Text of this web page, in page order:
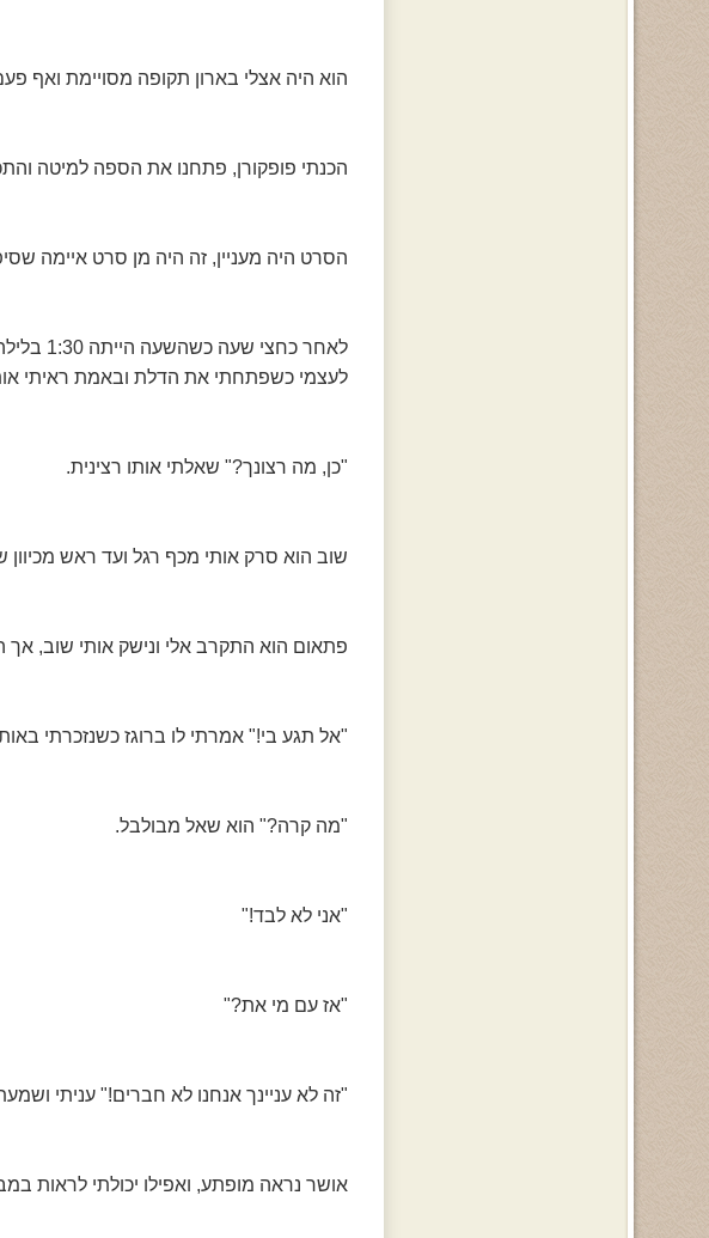
הוא היה אצלי בארון תקופה מסויימת ואף
הכנתי פופקורן, פתחנו את הספה למיטה
הסרט היה מעניין, זה היה מן סרט איימה
לאחר
לעצמי כשפתחתי את הדלת ובאמת ראיתי
"כן, מה רצונך?" שאלתי אותו רצינית.
שוב הוא סרק אותי מכף רגל ועד ראש
פתאום הוא התקרב אלי ונישק אותי שוב, אך
"אל תגע בי!" אמרתי לו ברוגז כשנזכרתי
"מה קרה?" הוא שאל מבולבל.
"אני לא לבד!"
"אז עם מי את?"
"זה לא עניינך אנחנו לא חברים!" עניתי
אושר נראה מופתע, ואפילו יכולתי לראות